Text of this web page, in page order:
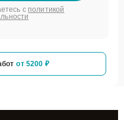
с политикой
от 5200 ₽